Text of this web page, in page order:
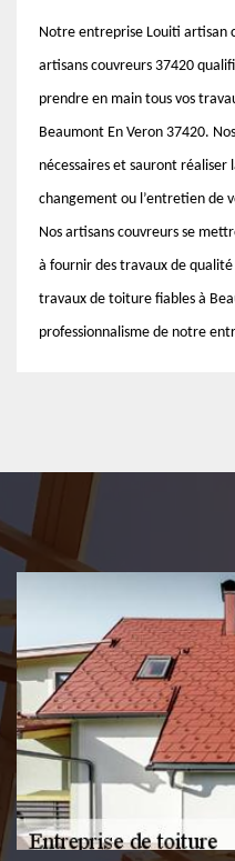
Notre entreprise Louiti artisan
artisans couvreurs 37420
prendre en main tous vos
Beaumont En Veron 37420.
nécessaires et sauront
changement ou l’entretien de
Nos artisans couvreurs se
à fournir des travaux de
travaux de toiture fiables à
professionnalisme de notre